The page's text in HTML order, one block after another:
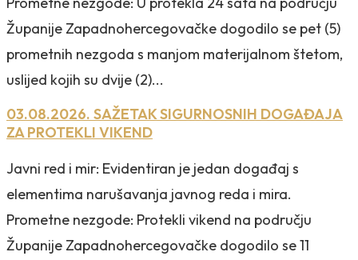
Županije Zapadnohercegovačke dogodilo se pet (5)
prometnih nezgoda s manjom materijalnom štetom,
uslijed kojih su dvije (2)...
03.08.2026. SAŽETAK SIGURNOSNIH DOGAĐAJA
ZA PROTEKLI VIKEND
Javni red i mir: Evidentiran je jedan događaj s
elementima narušavanja javnog reda i mira.
Prometne nezgode: Protekli vikend na području
Županije Zapadnohercegovačke dogodilo se 11